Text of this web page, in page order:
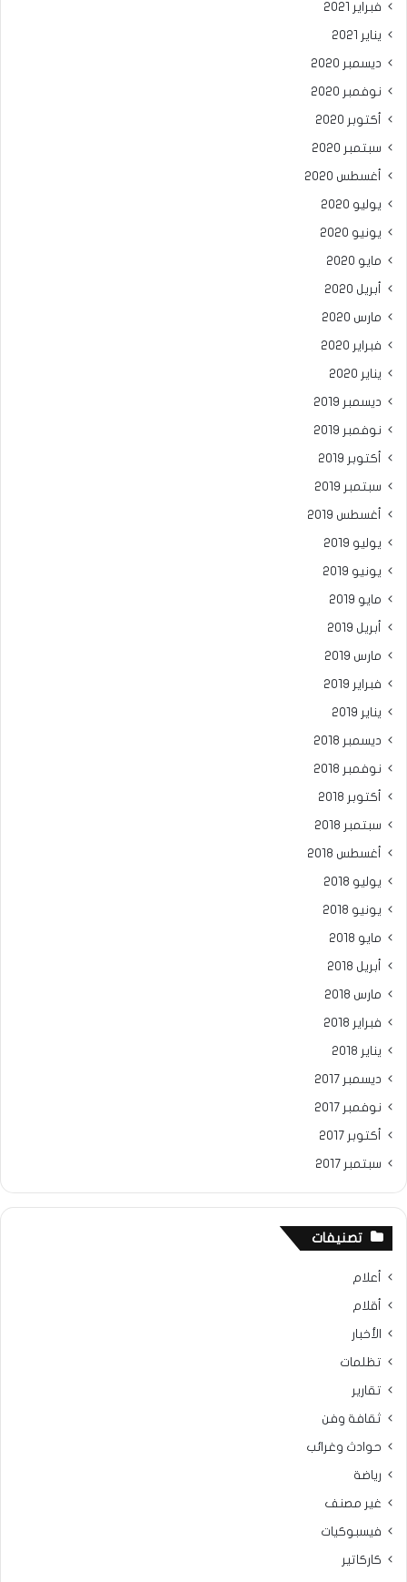
فبراير 2021
يناير 2021
ديسمبر 2020
نوفمبر 2020
أكتوبر 2020
سبتمبر 2020
أغسطس 2020
يوليو 2020
يونيو 2020
مايو 2020
أبريل 2020
مارس 2020
فبراير 2020
يناير 2020
ديسمبر 2019
نوفمبر 2019
أكتوبر 2019
سبتمبر 2019
أغسطس 2019
يوليو 2019
يونيو 2019
مايو 2019
أبريل 2019
مارس 2019
فبراير 2019
يناير 2019
ديسمبر 2018
نوفمبر 2018
أكتوبر 2018
سبتمبر 2018
أغسطس 2018
يوليو 2018
يونيو 2018
مايو 2018
أبريل 2018
مارس 2018
فبراير 2018
يناير 2018
ديسمبر 2017
نوفمبر 2017
أكتوبر 2017
سبتمبر 2017
تصنيفات
أعلام
أقلام
الأخبار
تظلمات
تقارير
ثقافة وفن
حوادث وغرائب
رياضة
غير مصنف
فيسبوكيات
كاركاتير